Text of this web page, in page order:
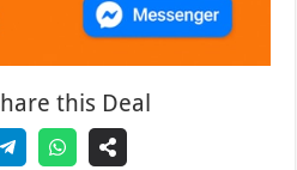
this Deal